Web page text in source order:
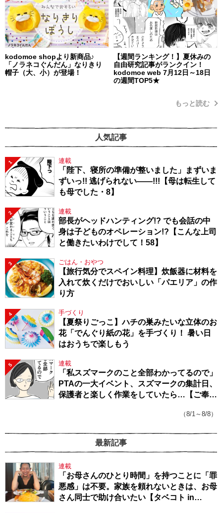
kodomoe shopより新商品♪
「ノラネコぐんだん」なりきり
帽子（大、小）が登場！
【週間ランキング！】夏休みの
自由研究記事がランクイン！
kodomoe web 7月12日～18日
の週間TOP5★
もっと読む
人気記事
1 連載
「陛下、寝所の準備が整いました」まずいま
ずいっ!! 逃げられない――!!!【母は転生して
も母でした・8】
2 連載
部長がヘッドハンティング!? でも会話の中
身は子どものオペレーション!?【こんな上司
と働きたいわけでして！58】
3 ごはん・おやつ
【旅行気分でスペイン料理】炊飯器に材料を
入れて炊くだけでおいしい「パエリア」の作
り方
4 手づくり
【夏祭りごっこ】ハチの巣みたいな立体のお
花「でんぐり紙の花」を手づくり！ 暑い日
はおうちで楽しもう
5 連載
「私スズマークのこと全部わかってるので」
PTAの一大イベント、スズマークの集計日、
保護者と楽しく作業をしていたら…【ご奉仕
（8/1～8/8）
最新記事
連載
「お母さんのひとり時間」を持つことに「罪
悪感」は不要。家族を頼れないときは、お母
さん同士で助け合いたい【タベコト in